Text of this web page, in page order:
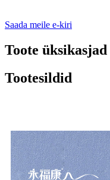
Saada meile e-kiri
Toote üksikasjad
Tootesildid